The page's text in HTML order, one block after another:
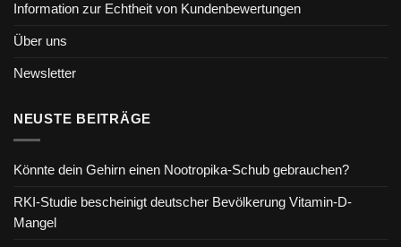
Information zur Echtheit von Kundenbewertungen
Über uns
Newsletter
NEUSTE BEITRÄGE
Könnte dein Gehirn einen Nootropika-Schub gebrauchen?
RKI-Studie bescheinigt deutscher Bevölkerung Vitamin-D-
Mangel